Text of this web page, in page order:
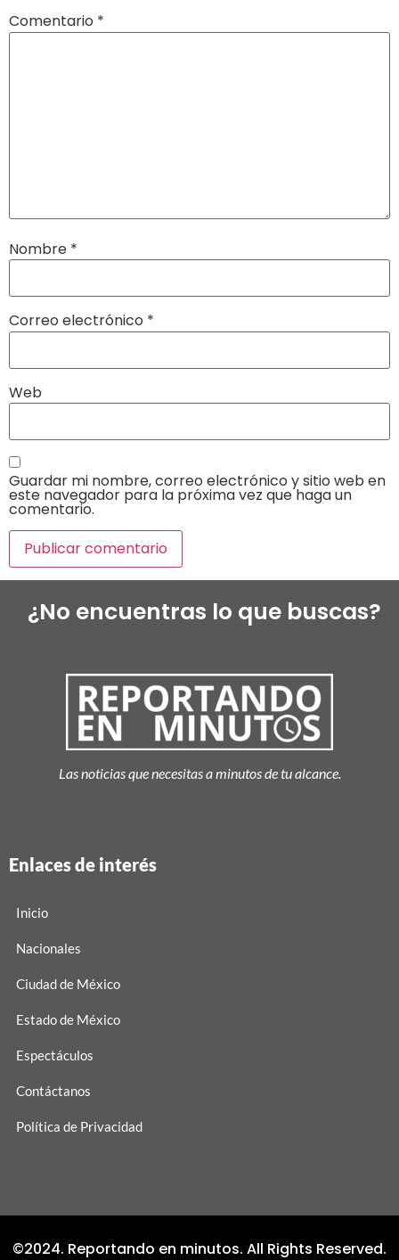
Comentario *
Nombre *
Correo electrónico *
Web
Guardar mi nombre, correo electrónico y sitio web en
este navegador para la próxima vez que haga un
comentario.
¿No encuentras lo que buscas?
Las noticias que necesitas a minutos de tu alcance.
Enlaces de interés
Inicio
Nacionales
Ciudad de México
Estado de México
Espectáculos
Contáctanos
Política de Privacidad
©2024. Reportando en minutos. All Rights Reserved.